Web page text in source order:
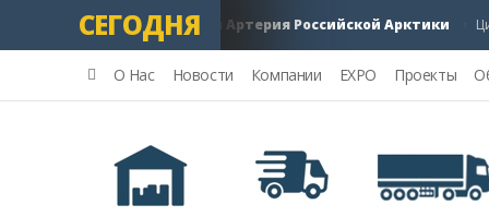
СЕГОДНЯ
морской путь: Главная Артерия Российской Арктики
О Нас Новости Компании EXPO Проекты